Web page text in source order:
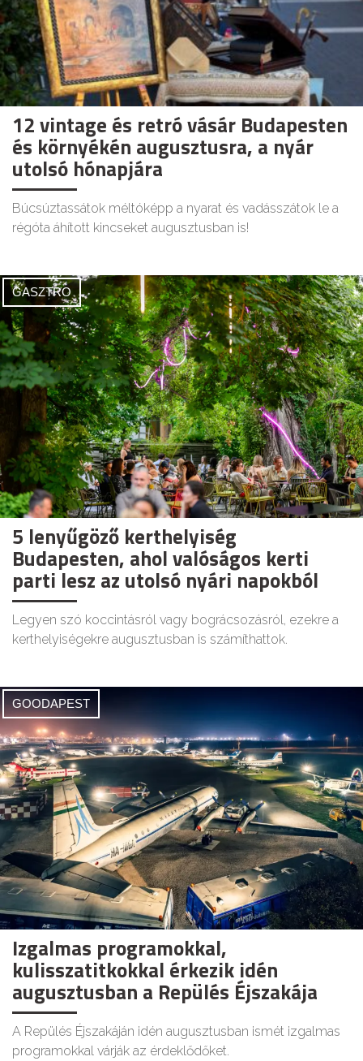
12 vintage és retró vásár Budapesten
és környékén augusztusra, a nyár
utolsó hónapjára
Búcsúztassátok méltóképp a nyarat és vadásszátok le a
régóta áhított kincseket augusztusban is!
GASZTRO
5 lenyűgöző kerthelyiség
Budapesten, ahol valóságos kerti
parti lesz az utolsó nyári napokból
Legyen szó koccintásról vagy bográcsozásról, ezekre a
kerthelyiségekre augusztusban is számíthattok.
GOODAPEST
Izgalmas programokkal,
kulisszatitkokkal érkezik idén
augusztusban a Repülés Éjszakája
A Repülés Éjszakáján idén augusztusban ismét izgalmas
programokkal várják az érdeklődőket.